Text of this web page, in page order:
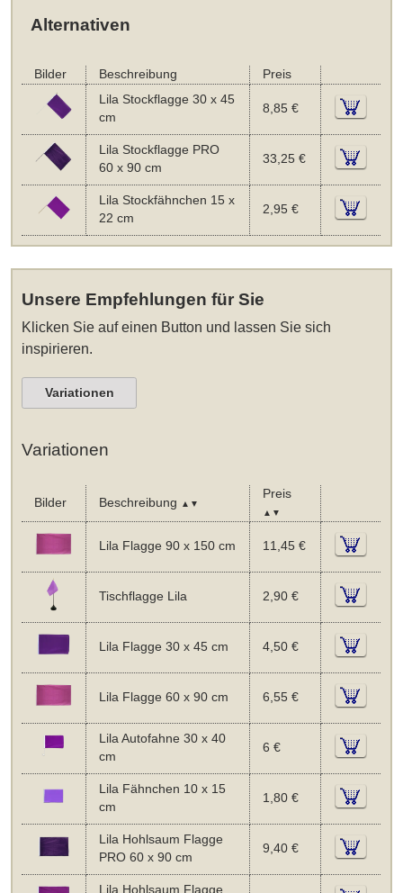
Alternativen
Bilder Beschreibung
Preis
Lila Stockflagge 30 x 45
cm
8,85 €
Lila Stockflagge PRO
60 x 90 cm
33,25 €
Lila Stockfähnchen 15 x
22 cm
2,95 €
Unsere Empfehlungen für Sie
Klicken Sie auf einen Button und lassen Sie sich
inspirieren.
Variationen
Variationen
Bilder Beschreibung ▲▼
Preis
▲▼
Lila Flagge 90 x 150 cm 11,45 €
Tischflagge Lila 2,90 €
Lila Flagge 30 x 45 cm 4,50 €
Lila Flagge 60 x 90 cm 6,55 €
Lila Autofahne 30 x 40
cm
6 €
Lila Fähnchen 10 x 15
cm
1,80 €
Lila Hohlsaum Flagge
PRO 60 x 90 cm
9,40 €
Lila Hohlsaum Flagge